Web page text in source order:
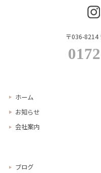
〒036-8214
ホーム
お知らせ
会社案内
ブログ